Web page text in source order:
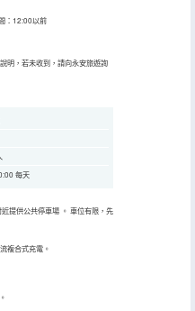
：12:00以前
明，若未收到，請向永安旅遊詢
每天
提供公共停車場 。 車位有限，先
複合式充電。